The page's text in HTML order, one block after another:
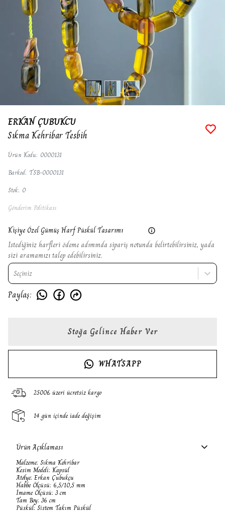
ERKAN ÇUBUKCU
Sıkma Kehribar Tesbih
Ürün Kodu: 0000131
Barkod: TSB-0000131
Stok: 0
Gönderim Politikası
Kişiye Özel Gümüş Harf Püskül Tasarımı
İstediğiniz harfleri ödeme adımında sipariş notunda belirtebilirsiniz, yada
sizi aramamızı talep edebilirsiniz.
Seçiniz
Paylaş:
Stoğa Gelince Haber Ver
WHATSAPP
2500₺ üzeri ücretsiz kargo
14 gün içinde iade değişim
Ürün Açıklaması
Malzeme: Sıkma Kehribar
Kesim Modeli: Kapsül
Atölye: Erkan Çubukçu
Habbe Ölçüsü: 6,5/10,5 mm
İmame Ölçüsü: 3 cm
Tam Boy: 36 cm
Püskül: Sistem Takım Püskül